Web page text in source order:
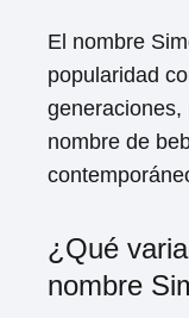
El nombre
popularidad
generaciones,
nombre de
¿Qué
nombre